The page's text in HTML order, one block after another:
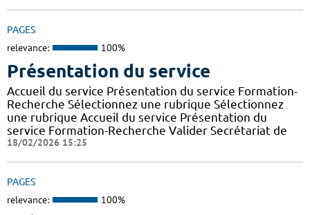
PAGES
relevance: 100%
Présentation du service
Accueil du service Présentation du service Formation-
Recherche Sélectionnez une rubrique Sélectionnez
une rubrique Accueil du service Présentation du
service Formation-Recherche Valider Secrétariat de
18/02/2026 15:25
PAGES
relevance: 100%